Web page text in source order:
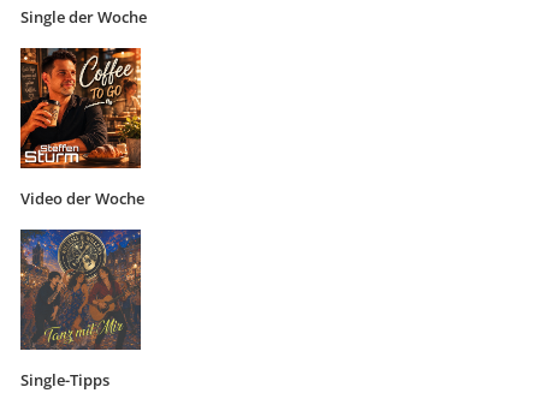
Single der Woche
Video der Woche
Single-Tipps